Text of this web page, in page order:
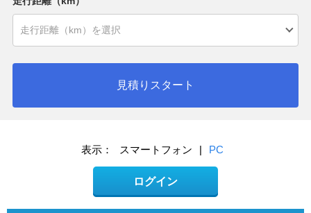
見積りスタート
表示： スマートフォン | PC
ログイン